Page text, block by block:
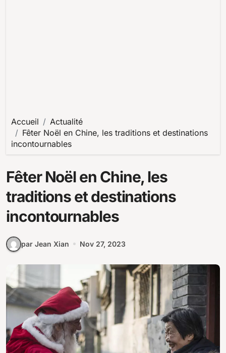
Accueil
Actualité
Fêter Noël en Chine, les traditions et destinations
incontournables
Fêter Noël en Chine, les
traditions et destinations
incontournables
par Jean Xian Nov 27, 2023